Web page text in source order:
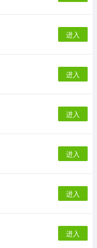
进入
进入
进入
进入
进入
进入